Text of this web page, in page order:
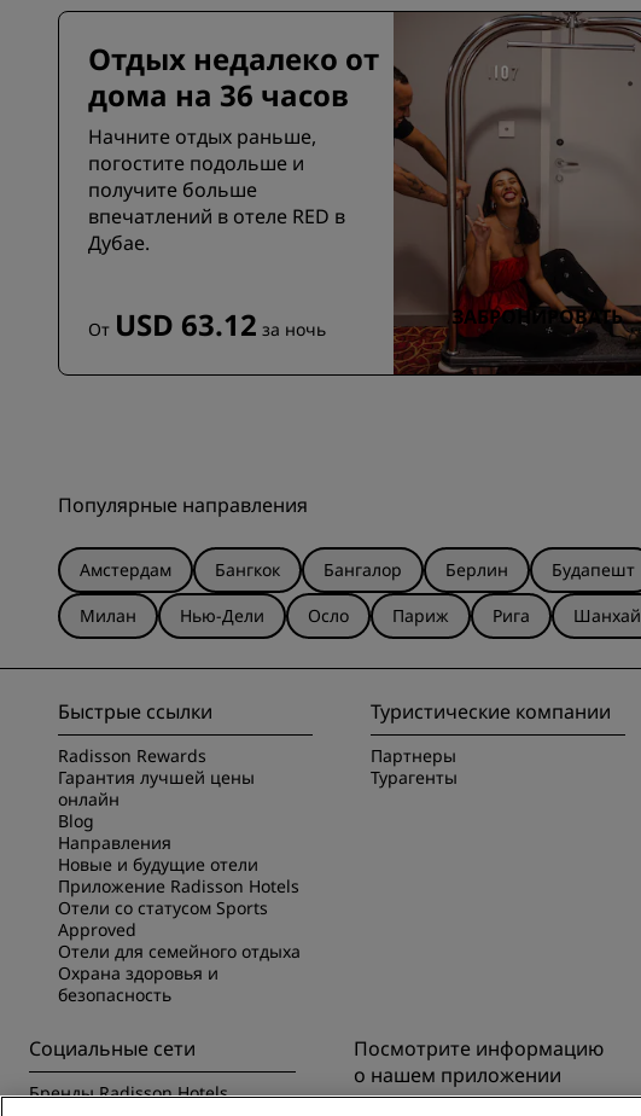
Отдых недалеко от
дома на 36 часов
Начните отдых раньше,
погостите подольше и
получите больше
впечатлений в отеле RED в
Дубае.
От USD 63.12 за ночь ЗАБРОНИРОВАТЬ
Популярные направления
Амстердам Бангкок Бангалор Берлин Будапешт
Милан
Нью-Дели Осло Париж Рига Шанхай
Быстрые ссылки
Radisson Rewards
Гарантия лучшей цены
онлайн
Blog
Направления
Новые и будущие отели
Приложение Radisson Hotels
Отели со статусом Sports
Approved
Отели для семейного отдыха
Охрана здоровья и
безопасность
Туристические компании
Партнеры
Турагенты
Социальные сети
Бренды Radisson Hotels
Посмотрите информацию
о нашем приложении